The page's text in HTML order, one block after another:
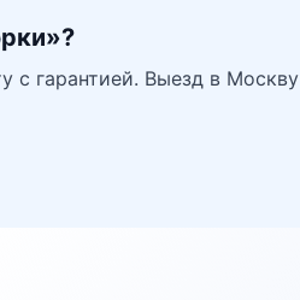
»?
с гарантией. Выезд в Москву